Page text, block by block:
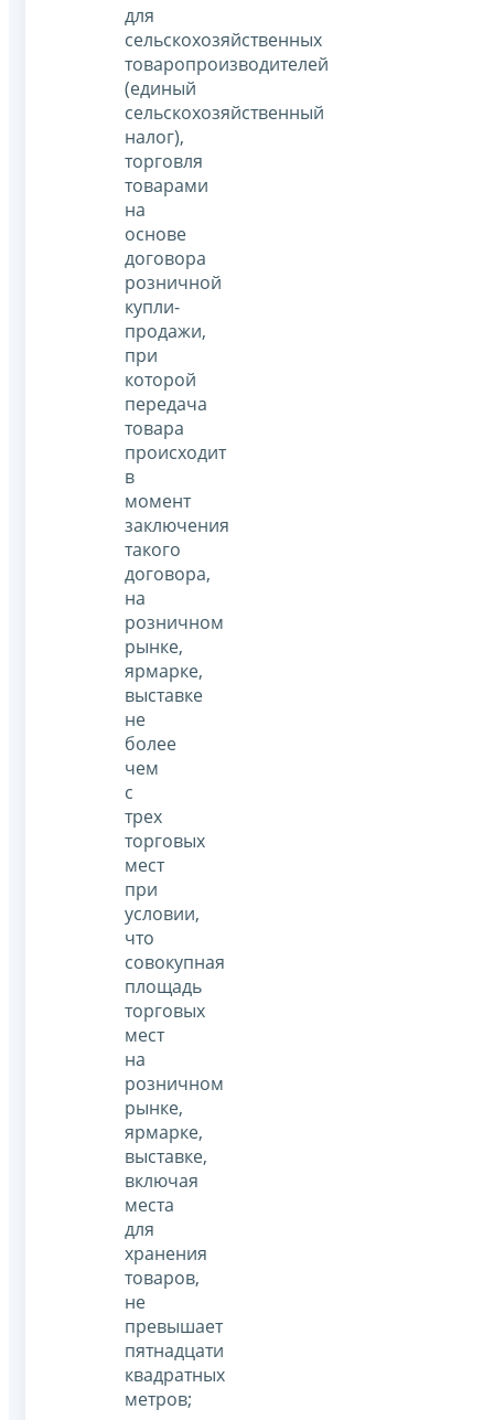
для
сельскохозяйственных
товаропроизводителей
(единый
сельскохозяйственный
налог),
торговля
товарами
на
основе
договора
розничной
купли-
продажи,
при
которой
передача
товара
происходит
в
момент
заключения
такого
договора,
на
розничном
рынке,
ярмарке,
выставке
не
более
чем
с
трех
торговых
мест
при
условии,
что
совокупная
площадь
торговых
мест
на
розничном
рынке,
ярмарке,
выставке,
включая
места
для
хранения
товаров,
не
превышает
пятнадцати
квадратных
метров;